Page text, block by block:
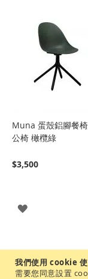
我們使用 cookie 使
需要您同意設置
Muna 蛋殼鋁腳餐
公椅 橄欖綠
$3,500
登